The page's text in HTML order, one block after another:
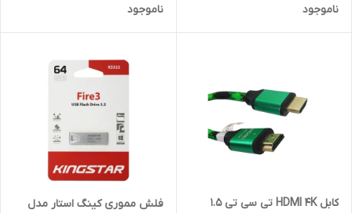
ناموجود ناموجود
کابل HDMI 4K تی سی تی 1.5
فلش مموری کینگ استار مدل